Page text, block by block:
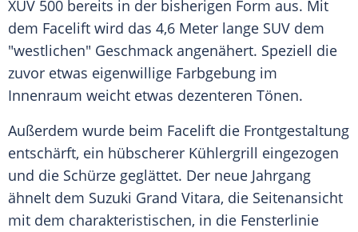
XUV 500 bereits in der bisherigen Form aus. Mit
dem Facelift wird das 4,6 Meter lange SUV dem
"westlichen" Geschmack angenähert. Speziell die
zuvor etwas eigenwillige Farbgebung im
Innenraum weicht etwas dezenteren Tönen.
Außerdem wurde beim Facelift die Frontgestaltung
entschärft, ein hübscherer Kühlergrill eingezogen
und die Schürze geglättet. Der neue Jahrgang
ähnelt dem Suzuki Grand Vitara, die Seitenansicht
mit dem charakteristischen, in die Fensterlinie